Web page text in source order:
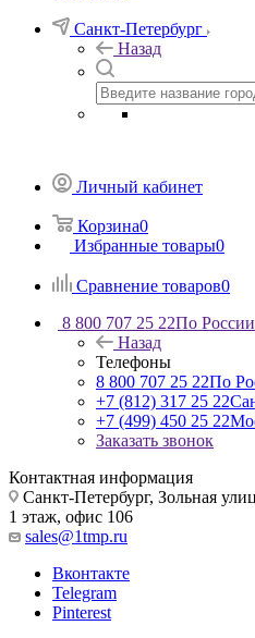
Санкт-Петербург
Назад
Личный кабинет
Корзина0
Избранные товары0
Сравнение товаров0
8 800 707 25 22По России
Назад
Телефоны
8 800 707 25 22По
+7 (812) 317 25 22
+7 (499) 450 25 22
Заказать звонок
Контактная информация
Санкт-Петербург, Зольная
1 этаж, офис 106
sales@1tmp.ru
Вконтакте
Telegram
Pinterest